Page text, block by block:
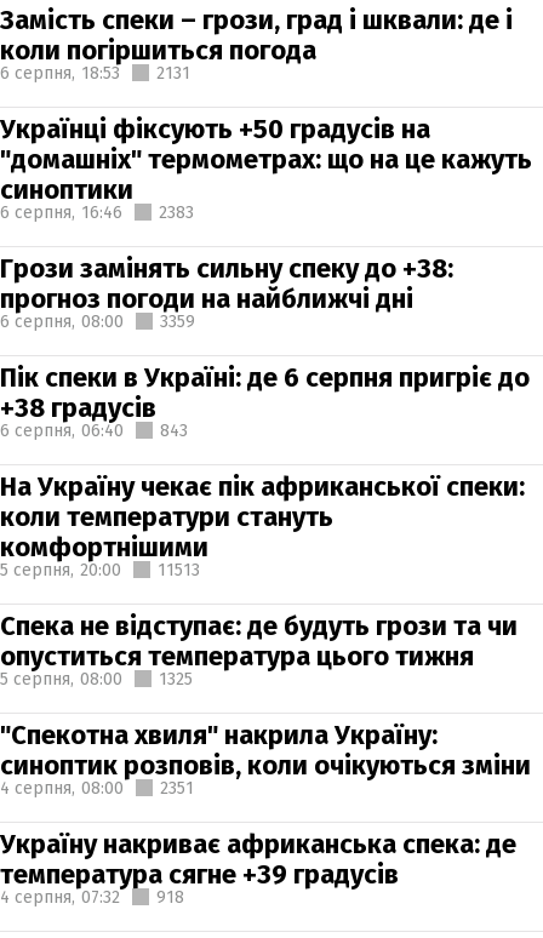
Замість спеки – грози, град і шквали: де і
коли погіршиться погода
6 серпня, 18:53 2131
Українці фіксують +50 градусів на
"домашніх" термометрах: що на це кажуть
синоптики
6 серпня, 16:46 2383
Грози замінять сильну спеку до +38:
прогноз погоди на найближчі дні
6 серпня, 08:00 3359
Пік спеки в Україні: де 6 серпня пригріє до
+38 градусів
6 серпня, 06:40 843
На Україну чекає пік африканської спеки:
коли температури стануть
комфортнішими
5 серпня, 20:00 11513
Спека не відступає: де будуть грози та чи
опуститься температура цього тижня
5 серпня, 08:00 1325
"Спекотна хвиля" накрила Україну:
синоптик розповів, коли очікуються зміни
4 серпня, 08:00 2351
Україну накриває африканська спека: де
температура сягне +39 градусів
4 серпня, 07:32 918